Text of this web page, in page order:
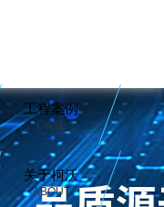
工程案例
CASE
关于柯沃
ABOUT